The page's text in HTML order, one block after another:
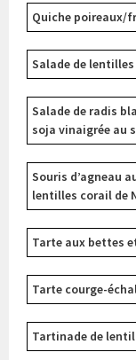
Quiche poireaux/
Salade de
Salade de radis
soja vinaigrée au
Souris d’agneau
lentilles corail de
Tarte aux bettes
Tarte courge-
Tartinade de